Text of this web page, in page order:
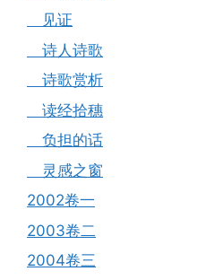
见证
诗人诗歌
诗歌赏析
读经拾穗
负担的话
灵感之窗
2002卷一
2003卷二
2004卷三